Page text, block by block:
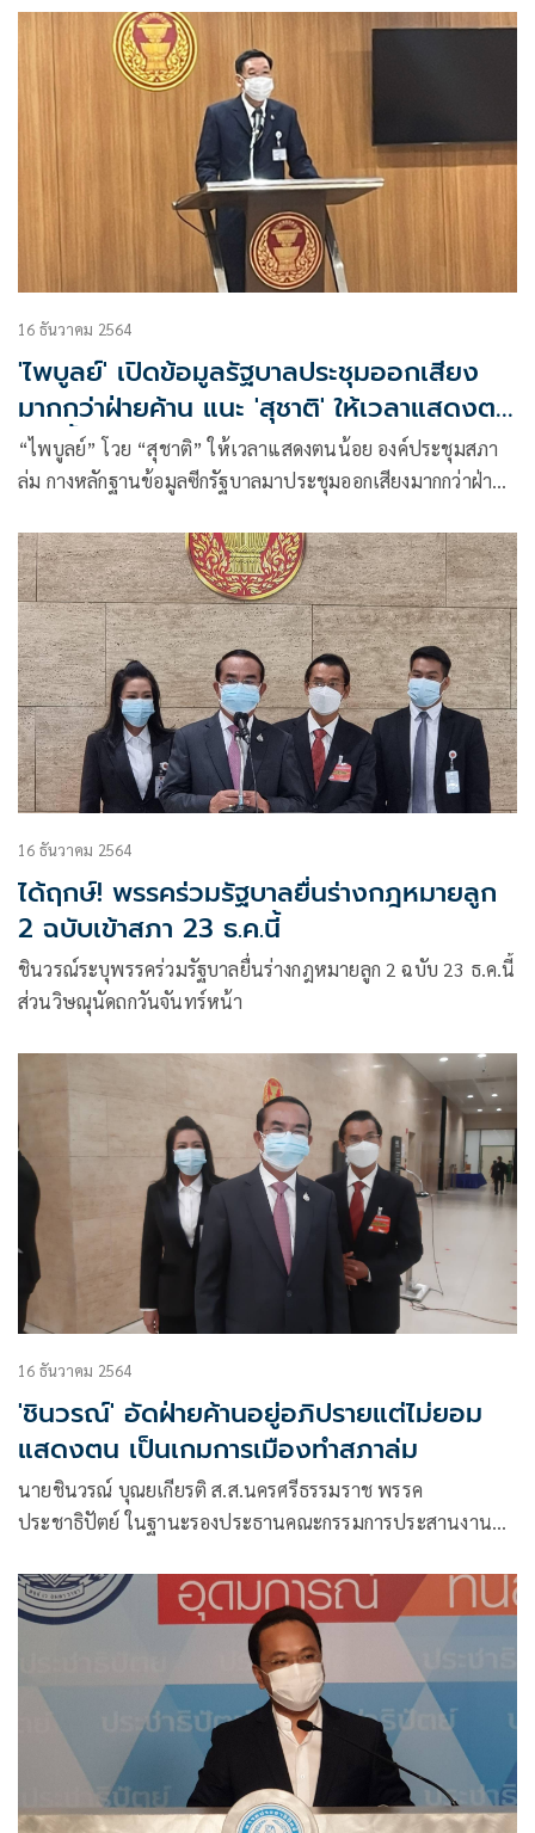
16 ธันวาคม 2564
'ไพบูลย์' เปิดข้อมูลรัฐบาลประชุมออกเสียง
มากกว่าฝ่ายค้าน แนะ 'สุชาติ' ให้เวลาแสดงตน
มากขึ้น
“ไพบูลย์” โวย “สุชาติ” ให้เวลาแสดงตนน้อย องค์ประชุมสภา
ล่ม กางหลักฐานข้อมูลซีกรัฐบาลมาประชุมออกเสียงมากกว่าฝ่าย
16 ธันวาคม 2564
ได้ฤกษ์! พรรคร่วมรัฐบาลยื่นร่างกฎหมายลูก
2 ฉบับเข้าสภา 23 ธ.ค.นี้
ชินวรณ์ระบุพรรคร่วมรัฐบาลยื่นร่างกฎหมายลูก 2 ฉบับ 23 ธ.ค.นี้
ส่วนวิษณุนัดถกวันจันทร์หน้า
16 ธันวาคม 2564
'ชินวรณ์' อัดฝ่ายค้านอยู่อภิปรายแต่ไม่ยอม
แสดงตน เป็นเกมการเมืองทำสภาล่ม
นายชินวรณ์ บุณยเกียรติ ส.ส.นครศรีธรรมราช พรรค
ประชาธิปัตย์ ในฐานะรองประธานคณะกรรมการประสานงาน